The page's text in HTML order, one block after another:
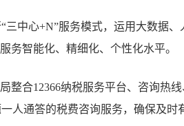
三中心+N”服务模式，运用大数据
务智能化、精细化、个性化水平。
整合12366纳税服务平台、咨询热
人通答的税费咨询服务，确保及时